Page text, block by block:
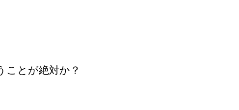
ことが絶対か？